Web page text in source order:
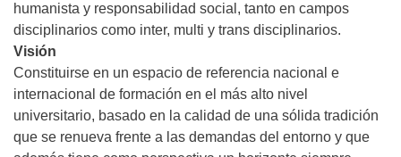
humanista y responsabilidad social, tanto en campos
disciplinarios como inter, multi y trans disciplinarios.
Visión
Constituirse en un espacio de referencia nacional e
internacional de formación en el más alto nivel
universitario, basado en la calidad de una sólida tradición
que se renueva frente a las demandas del entorno y que